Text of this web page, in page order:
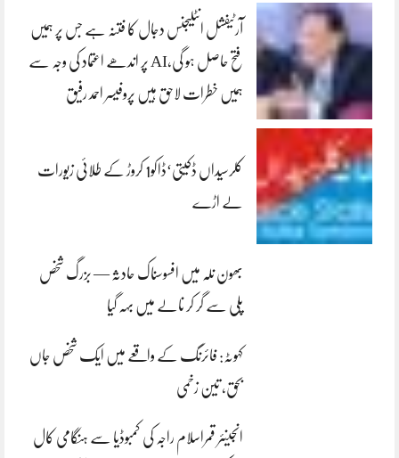
آرٹیفشل انٹلیجنس دجال کا فتنہ ہے جس پر ہمیں
فتح حاصل ہو گی،AI پر اندھے اعتماد کی وجہ سے
ہمیں خطرات لاحق ہیں پروفیسر احمد رفیق
کلرسیداں ڈکیتی‘ڈاکو1 کروڑ کے طلائی زیورات
لے اڑے
بھون نلہ میں افسوسناک حادثہ — بزرگ شخص
پلی سے گر کر نالے میں بہہ گیا
کہوٹہ: فائرنگ کے واقعے میں ایک شخص جاں
بحق، تین زخمی
انجینئر قمراسلام راجہ کی کمبوڈیا سے ہنگامی کال